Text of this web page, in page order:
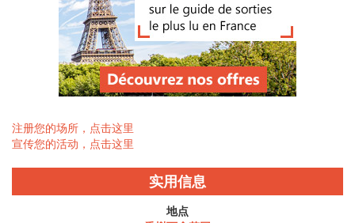
注册您的场所，点击这里
宣传您的活动，点击这里
实用信息
地点